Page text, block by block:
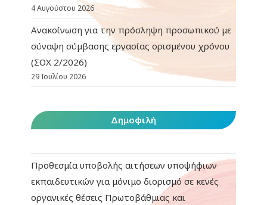
4 Αυγούστου 2026
Ανακοίνωση για την πρόσληψη προσωπικού με
σύναψη σύμβασης εργασίας ορισμένου χρόνου
(ΣΟΧ 2/2026)
29 Ιουλίου 2026
Δημοφιλή
Προθεσμία υποβολής αιτήσεων υποψήφιων
εκπαιδευτικών για μόνιμο διορισμό σε κενές
οργανικές θέσεις Πρωτοβάθμιας και